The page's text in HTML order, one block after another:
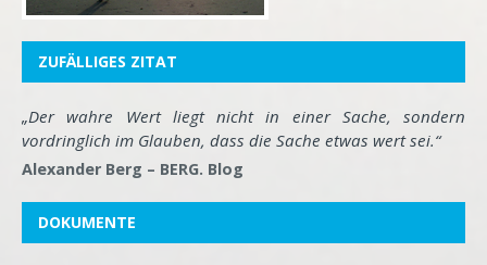
ZUFÄLLIGES ZITAT
„Der wahre Wert liegt nicht in einer Sache, sondern
vordringlich im Glauben, dass die Sache etwas wert sei.“
Alexander Berg – BERG. Blog
DOKUMENTE